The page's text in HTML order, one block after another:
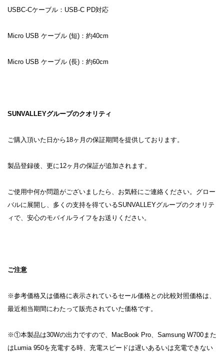
USBC-Cケーブル：USB-C PD対応
Micro USB ケーブル (短)：約40cm
Micro USB ケーブル (長)：約60cm
SUNVALLEYグループのクオリティ
ご購入頂いた日から18ヶ月の保証期間を提供しております。
製品登録後、更に12ヶ月の保証が追加されます。
ご使用中何か問題がございましたら、お気軽にご連絡ください。グロー
バルに展開し、多くの支持を得ているSUNVALLEYグループのクオリテ
ィで、安心のモバイルライフをお送りください。
ご注意
※参考価格又は価格に表示されているセール価格との比較対照価格は、
最近相当期間にわたって販売されていた価格です。
※①本製品は30Wの出力ですので、MacBook Pro、Samsung W700また
はLumia 950を充電する時、充電スピードは遅いあるいは充電できない